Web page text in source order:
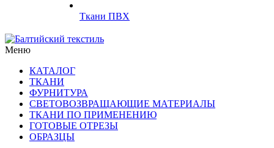
Ткани ПВХ
Меню
КАТАЛОГ
ТКАНИ
ФУРНИТУРА
СВЕТОВОЗВРАЩАЮЩИЕ МАТЕРИАЛЫ
ТКАНИ ПО ПРИМЕНЕНИЮ
ГОТОВЫЕ ОТРЕЗЫ
ОБРАЗЦЫ